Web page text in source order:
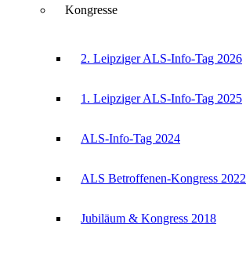
Kongresse
2. Leipziger ALS-Info-Tag 2026
1. Leipziger ALS-Info-Tag 2025
ALS-Info-Tag 2024
ALS Betroffenen-Kongress 2022
Jubiläum & Kongress 2018